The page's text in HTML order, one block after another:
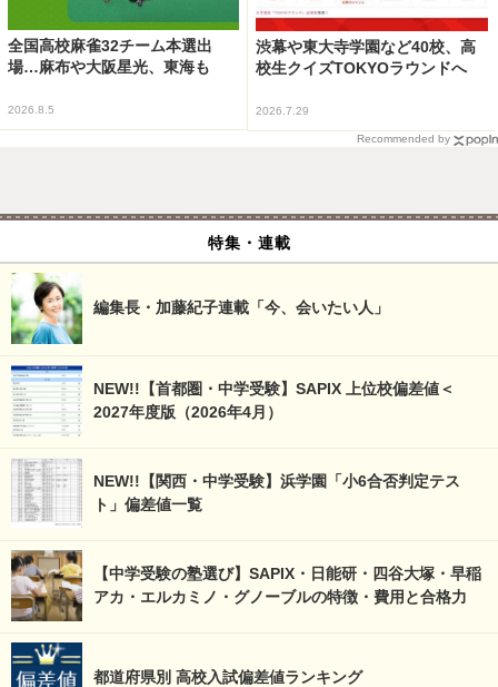
全国高校麻雀32チーム本選出
場…麻布や大阪星光、東海も
2026.8.5
渋幕や東大寺学園など40校、高
校生クイズTOKYOラウンドへ
2026.7.29
Recommended by
特集・連載
編集長・加藤紀子連載「今、会いたい人」
NEW!!【首都圏・中学受験】SAPIX 上位校偏差値＜
2027年度版（2026年4月）
NEW!!【関西・中学受験】浜学園「小6合否判定テス
ト」偏差値一覧
【中学受験の塾選び】SAPIX・日能研・四谷大塚・早稲
アカ・エルカミノ・グノーブルの特徴・費用と合格力
都道府県別 高校入試偏差値ランキング